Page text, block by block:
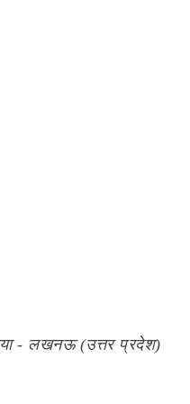
- लखनऊ (उत्तर प्रदेश)